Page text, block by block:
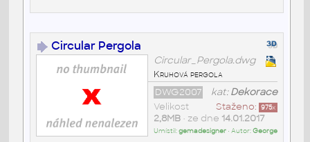
Circular Pergola
Circular_Pergola.dwg
Kruhová pergola
kat:Dekorace
DWG2007
Staženo: 975x
Velikost
2,8MB• ze dne 14.01.2017
Umístil:gemadesigner• Autor:George